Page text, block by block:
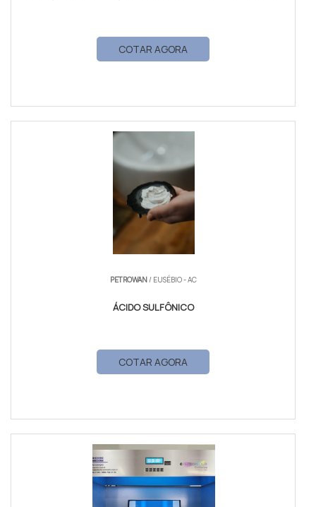
COTAR AGORA
PETROWAN/ EUSÉBIO - AC
ÁCIDO SULFÔNICO
COTAR AGORA